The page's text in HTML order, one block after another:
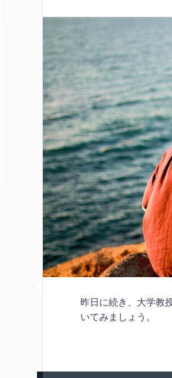
昨日に続き、大学教
いてみましょう。